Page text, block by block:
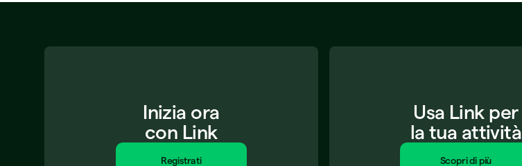
Inizia ora
con Link
Registrati
Usa Link per
la tua attività
Scopri di più